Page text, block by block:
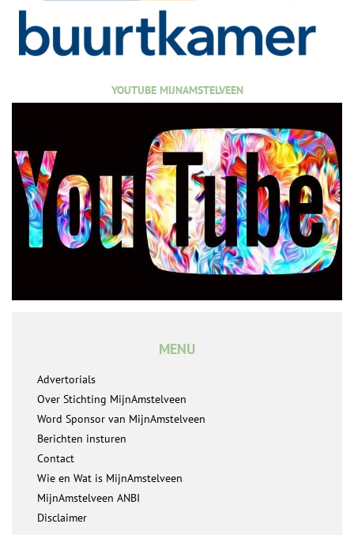
YOUTUBE MIJNAMSTELVEEN
MENU
Advertorials
Over Stichting MijnAmstelveen
Word Sponsor van MijnAmstelveen
Berichten insturen
Contact
Wie en Wat is MijnAmstelveen
MijnAmstelveen ANBI
Disclaimer